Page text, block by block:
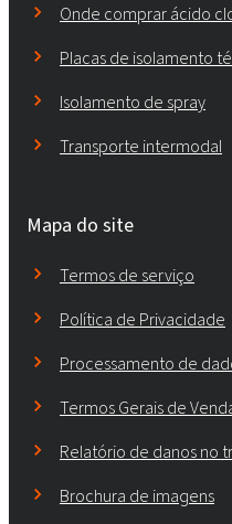
Onde comprar ácido
Placas de isolamento
Isolamento de spray
Transporte intermodal
Mapa do site
Termos de serviço
Política de Privacidade
Processamento de
Termos Gerais de
Relatório de danos no
Brochura de imagens